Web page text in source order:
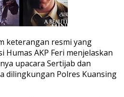
keterangan resmi yang
Humas AKP Feri menjelaskan
upacara Sertijab dan
dilingkungan Polres Kuansing